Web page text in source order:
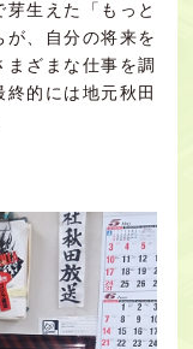
生えた「もっと
、自分の将来を
ざまな仕事を調
的には地元秋田